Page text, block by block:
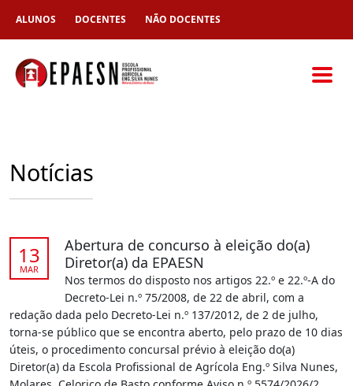
ALUNOS DOCENTES NÃO DOCENTES
Notícias
13
MAR
Abertura de concurso à eleição do(a)
Diretor(a) da EPAESN
Nos termos do disposto nos artigos 22.º e 22.º-A do
Decreto-Lei n.º 75/2008, de 22 de abril, com a
redação dada pelo Decreto-Lei n.º 137/2012, de 2 de julho,
torna-se público que se encontra aberto, pelo prazo de 10 dias
úteis, o procedimento concursal prévio à eleição do(a)
Diretor(a) da Escola Profissional de Agrícola Eng.º Silva Nunes,